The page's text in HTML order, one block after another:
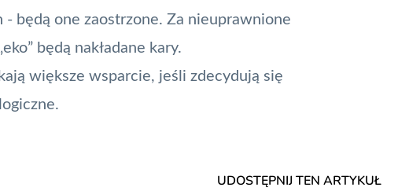
będą one zaostrzone. Za nieuprawnione
będą nakładane kary.
większe wsparcie, jeśli zdecydują się
UDOSTĘPNIJ TEN ARTYKUŁ